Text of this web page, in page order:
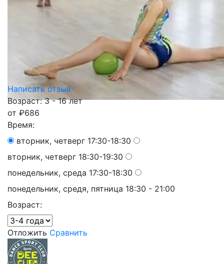
Написать отзыв
Возраст: 3 - 16 лет
от ₽686
Время:
вторник, четверг 17:30-18:30
вторник, четверг 18:30-19:30
понедельник, среда 17:30-18:30
понедельник, средя, пятница 18:30 - 21:00
Возраст:
Отложить Сравнить